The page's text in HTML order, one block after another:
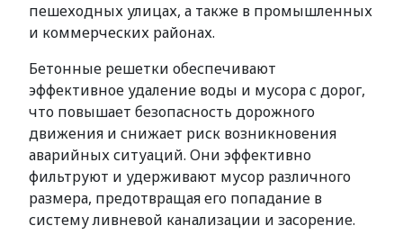
пешеходных улицах, а также в промышленных
и коммерческих районах.
Бетонные решетки обеспечивают
эффективное удаление воды и мусора с дорог,
что повышает безопасность дорожного
движения и снижает риск возникновения
аварийных ситуаций. Они эффективно
фильтруют и удерживают мусор различного
размера, предотвращая его попадание в
систему ливневой канализации и засорение.